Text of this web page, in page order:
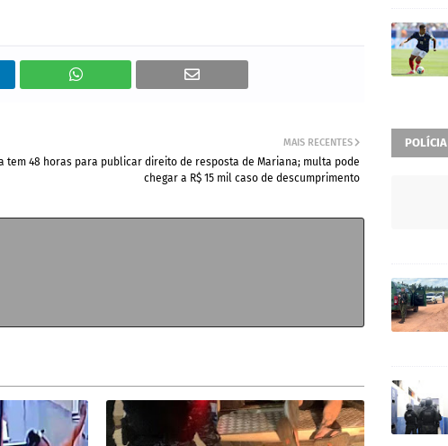
MAIS RECENTES
tem 48 horas para publicar direito de resposta de Mariana; multa pode
chegar a R$ 15 mil caso de descumprimento
POLÍCIA